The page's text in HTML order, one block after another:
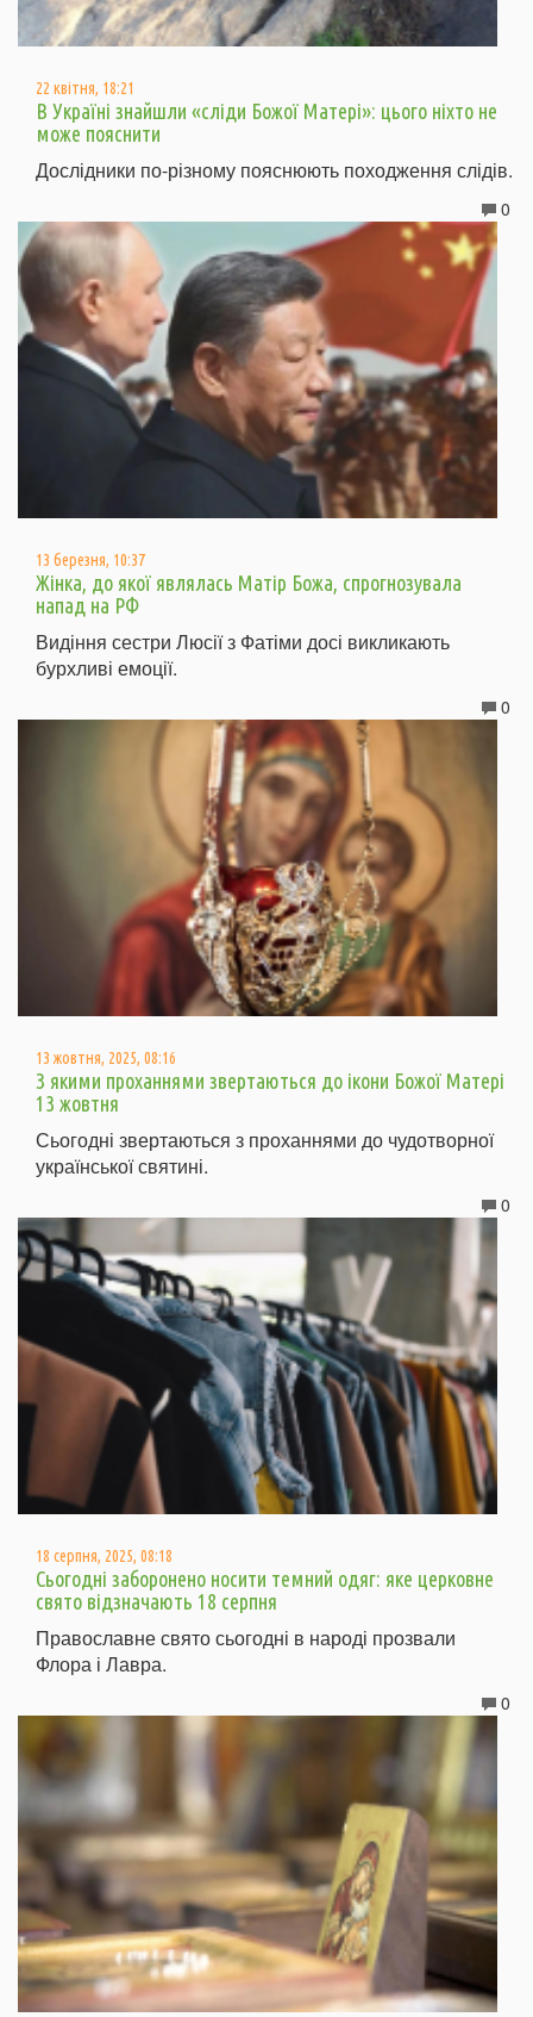
22 квітня, 18:21
В Україні знайшли «сліди Божої Матері»: цього ніхто не
може пояснити
Дослідники по-різному пояснюють походження слідів.
0
13 березня, 10:37
Жінка, до якої являлась Матір Божа, спрогнозувала
напад на РФ
Видіння сестри Люсії з Фатіми досі викликають
бурхливі емоції.
0
13 жовтня, 2025, 08:16
З якими проханнями звертаються до ікони Божої Матері
13 жовтня
Сьогодні звертаються з проханнями до чудотворної
української святині.
0
18 серпня, 2025, 08:18
Сьогодні заборонено носити темний одяг: яке церковне
свято відзначають 18 серпня
Православне свято сьогодні в народі прозвали
Флора і Лавра.
0